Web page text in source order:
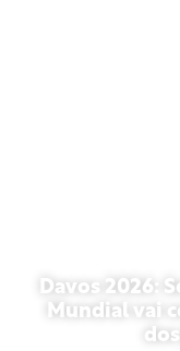
Davos 2026:
Mundial vai